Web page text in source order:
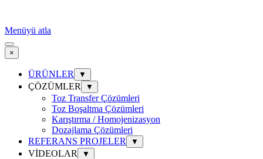
Menüyü atla
×
ÜRÜNLER ▼
ÇÖZÜMLER ▼
Toz Transfer Çözümleri
Toz Boşaltma Çözümleri
Karıştırma / Homojenizasyon
Dozajlama Çözümleri
REFERANS PROJELER
▼
VİDEOLAR ▼